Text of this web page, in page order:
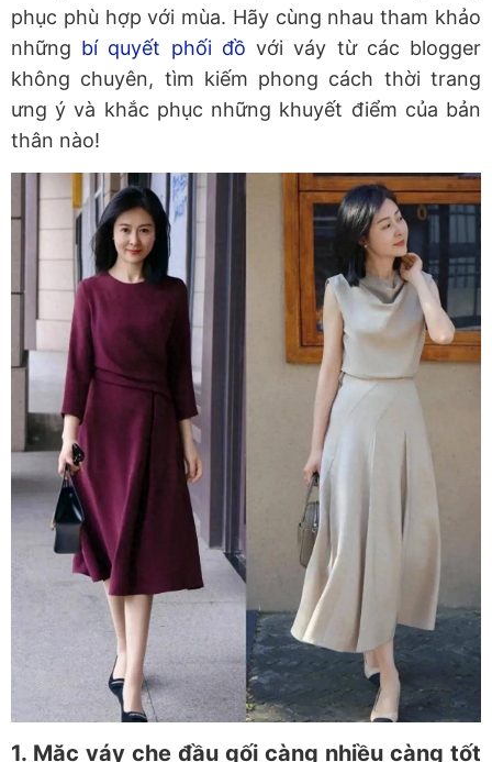
phục phù hợp với mùa. Hãy cùng nhau tham khảo
những bí quyết phối đồ với váy từ các blogger
không chuyên, tìm kiếm phong cách thời trang
ưng ý và khắc phục những khuyết điểm của bản
thân nào!
1. Mặc váy che đầu gối càng nhiều càng tốt